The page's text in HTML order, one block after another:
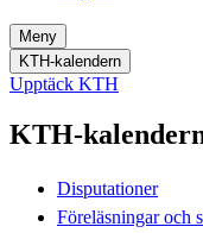
Meny
KTH-kalendern
Upptäck KTH
KTH-
Disputationer
Föreläsningar och